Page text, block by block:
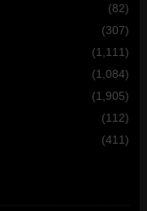
(82)
(307)
(1,111)
(1,084)
(1,905)
(112)
(411)